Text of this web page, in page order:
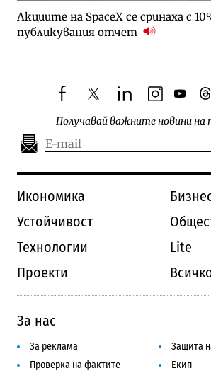
Акциите на SpaceX се сринаха с
публикувания отчет
facebooktwitterlinkedininstagram
youtube
Получавай важните новини на
Икономика
Устойчивост
Технологии
Lite
Проекти
За нас
За реклама
Защита
Проверка на фактите
Екип